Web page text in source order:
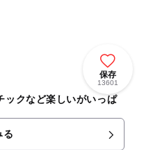
保存
13601
ックなど楽しいがいっぱ
る